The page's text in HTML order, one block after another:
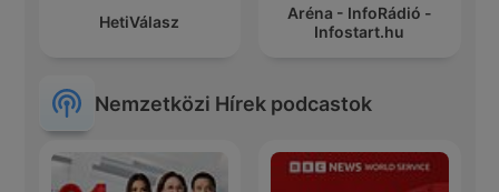
HetiVálasz
Aréna - InfoRádió -
Infostart.hu
Nemzetközi Hírek podcastok